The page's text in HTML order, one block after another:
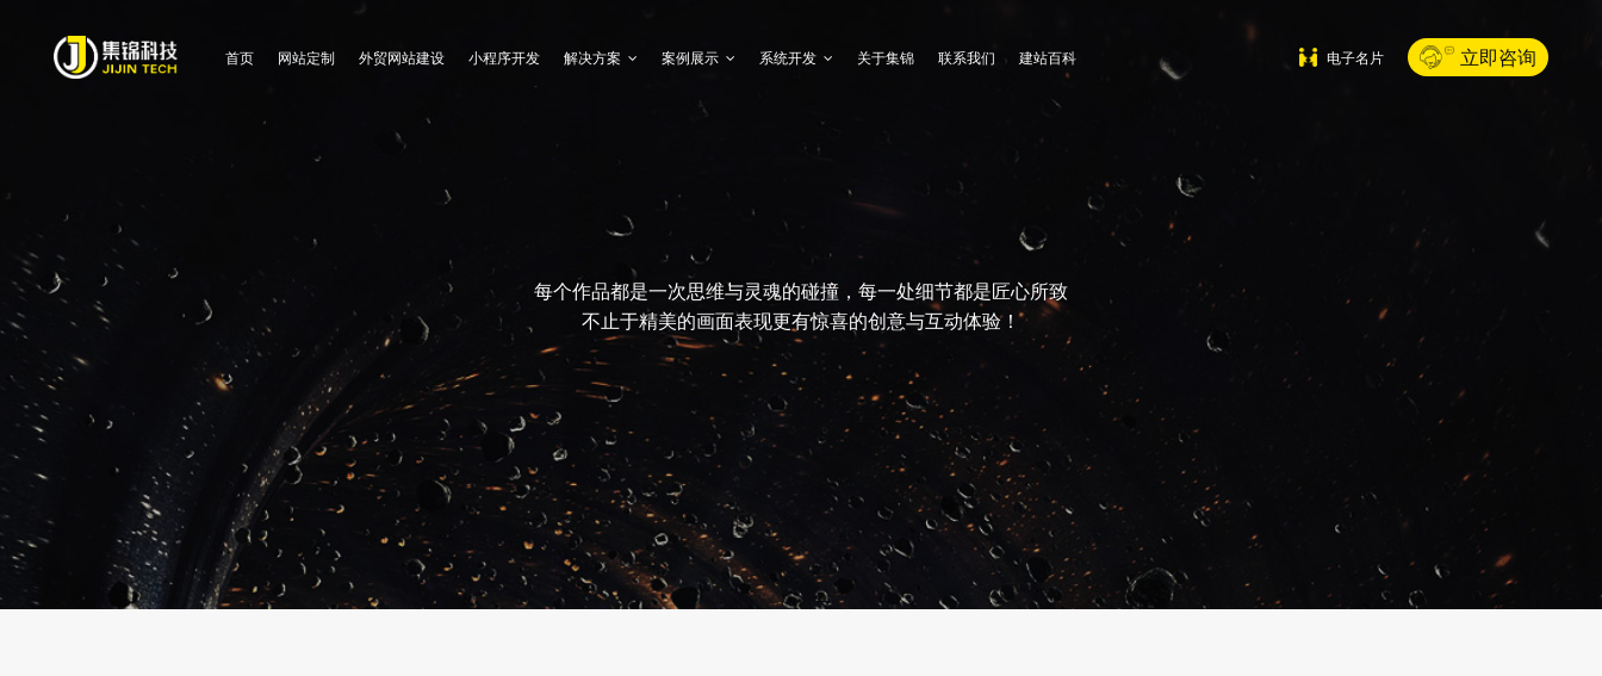
首页 网站定制 外贸网站建设 小程序开发 解决方案 案例展示 系统开发 关于集锦 联系我们 建站百科 电子名片 立即咨询
每个作品都是一次思维与灵魂的碰撞，每一处细节都是匠心所致
不止于精美的画面表现更有惊喜的创意与互动体验！